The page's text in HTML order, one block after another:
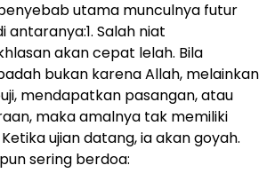
utama munculnya futur
antaranya:1. Salah niat
akan cepat lelah. Bila
bukan karena Allah, melainkan
mendapatkan pasangan, atau
maka amalnya tak memiliki
ujian datang, ia akan goyah.
sering berdoa: